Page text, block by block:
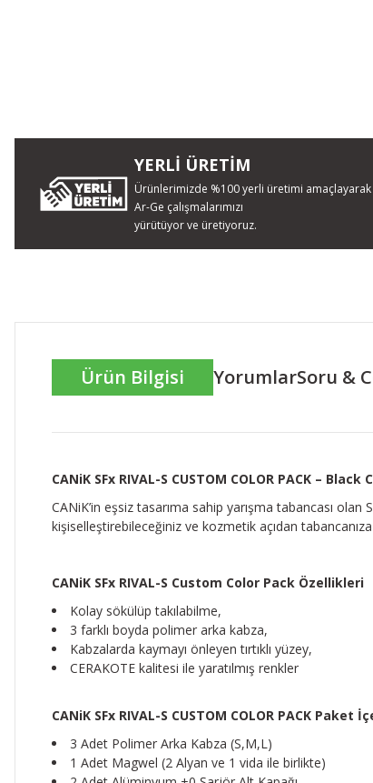
YERLİ ÜRETİM
Ürünlerimizde %100 yerli üretimi amaçlayarak
Ar-Ge çalışmalarımızı
yürütüyor ve üretiyoruz.
Ürün Bilgisi YorumlarSoru &
CANiK SFx RIVAL-S CUSTOM COLOR PACK –
CANiK’in eşsiz tasarıma sahip yarışma tabancası
kişiselleştirebileceğiniz ve kozmetik açıdan
CANiK SFx RIVAL-S Custom Color Pack Özellikleri
Kolay sökülüp takılabilme,
3 farklı boyda polimer arka kabza,
Kabzalarda kaymayı önleyen tırtıklı yüzey,
CERAKOTE kalitesi ile yaratılmış renkler
CANiK SFx RIVAL-S CUSTOM COLOR PACK Paket
3 Adet Polimer Arka Kabza (S,M,L)
1 Adet Magwel (2 Alyan ve 1 vida ile birlikte)